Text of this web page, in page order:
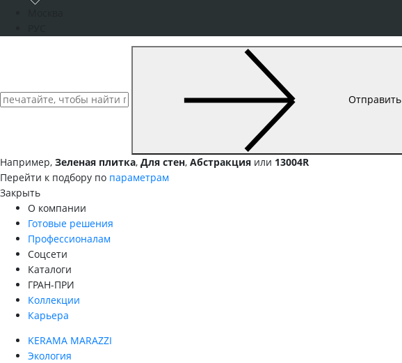
Отправить
Например, Зеленая плитка, Для стен, Абстракция или 13004R
Перейти к подбору по параметрам
Закрыть
О компании
Готовые решения
Профессионалам
Соцсети
Каталоги
ГРАН-ПРИ
Коллекции
Карьера
KERAMA MARAZZI
Экология